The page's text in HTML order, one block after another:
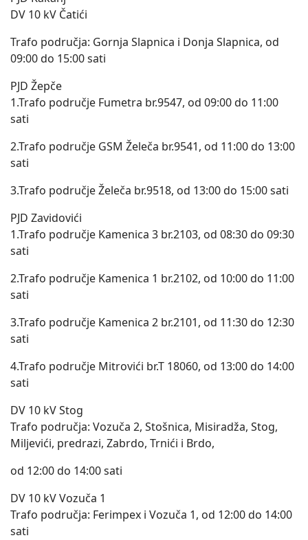
DV 10 kV Čatići
Trafo područja: Gornja Slapnica i Donja Slapnica, od
09:00 do 15:00 sati
PJD Žepče
1.Trafo područje Fumetra br.9547, od 09:00 do 11:00
sati
2.Trafo područje GSM Želeča br.9541, od 11:00 do 13:00
sati
3.Trafo područje Želeča br.9518, od 13:00 do 15:00 sati
PJD Zavidovići
1.Trafo područje Kamenica 3 br.2103, od 08:30 do 09:30
sati
2.Trafo područje Kamenica 1 br.2102, od 10:00 do 11:00
sati
3.Trafo područje Kamenica 2 br.2101, od 11:30 do 12:30
sati
4.Trafo područje Mitrovići br.T 18060, od 13:00 do 14:00
sati
DV 10 kV Stog
Trafo područja: Vozuča 2, Stošnica, Misiradža, Stog,
Miljevići, predrazi, Zabrdo, Trnići i Brdo,
od 12:00 do 14:00 sati
DV 10 kV Vozuča 1
Trafo područja: Ferimpex i Vozuča 1, od 12:00 do 14:00
sati